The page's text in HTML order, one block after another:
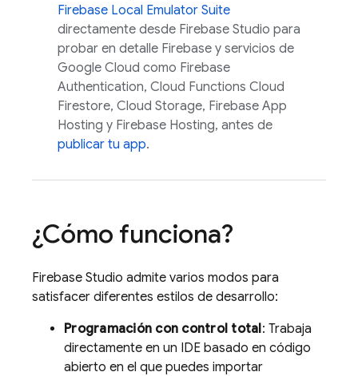
Firebase Local Emulator Suite
directamente desde Firebase Studio para
probar en detalle Firebase y servicios de
Google Cloud como Firebase
Authentication, Cloud Functions Cloud
Firestore, Cloud Storage, Firebase App
Hosting y Firebase Hosting, antes de
publicar tu app.
¿Cómo funciona?
Firebase Studio admite varios modos para
satisfacer diferentes estilos de desarrollo:
Programación con control total: Trabaja
directamente en un IDE basado en código
abierto en el que puedes importar